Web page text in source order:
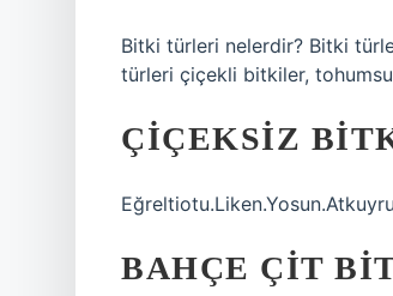
Bitki türleri nelerdir? Bitki
türleri çiçekli bitkiler,
ÇIÇEKSIZ
BAHÇE ÇIT